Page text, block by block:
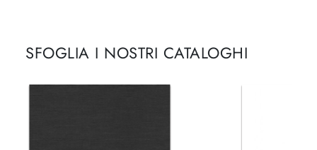
SFOGLIA I NOSTRI CATALOGHI